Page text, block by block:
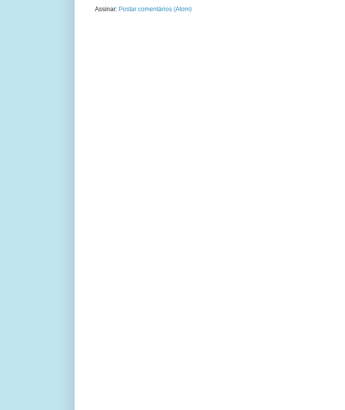
Assinar: Postar comentários (Atom)